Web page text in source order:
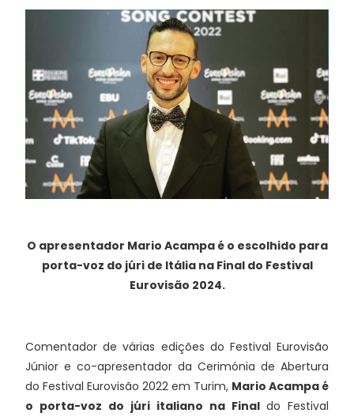
O apresentador Mario Acampa é o escolhido para
porta-voz do júri de Itália na Final do Festival
Eurovisão 2024.
Comentador de várias edições do Festival Eurovisão
Júnior e co-apresentador da Cerimónia de Abertura
do Festival Eurovisão 2022 em Turim, Mario Acampa é
o porta-voz do júri italiano na Final do Festival